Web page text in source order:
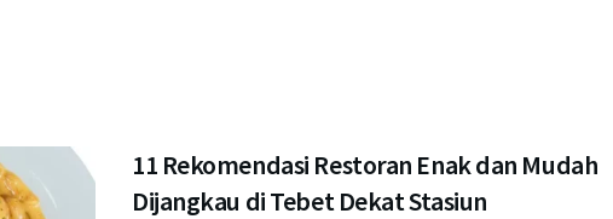
11 Rekomendasi Restoran Enak dan Mudah
Dijangkau di Tebet Dekat Stasiun